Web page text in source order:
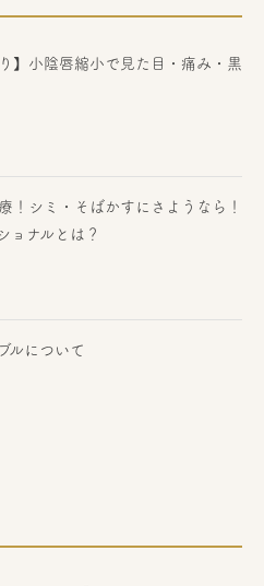
】小陰唇縮小で見た目・痛み・黒
！シミ・そばかすにさようなら！
ョナルとは？
ルについて